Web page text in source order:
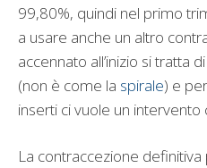
99,80%, quindi nel primo
a usare anche un altro
accennato all’inizio si tratta
(non è come la spirale) e
inserti ci vuole un intervento
La contraccezione